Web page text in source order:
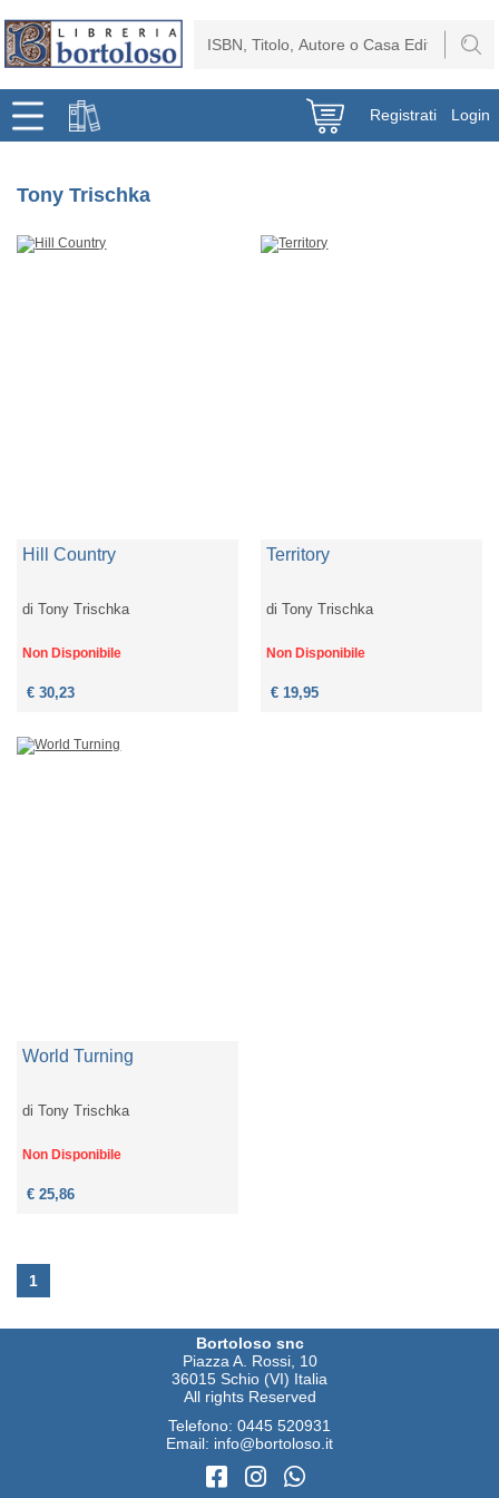
Registrati Login
Tony Trischka
Hill Country
diTony Trischka
Non Disponibile
€ 30,23
Territory
diTony Trischka
Non Disponibile
€ 19,95
World Turning
diTony Trischka
Non Disponibile
€ 25,86
1
Bortoloso snc
Piazza A. Rossi, 10
36015 Schio (VI) Italia
All rights Reserved
Telefono: 0445 520931
Email: info@bortoloso.it